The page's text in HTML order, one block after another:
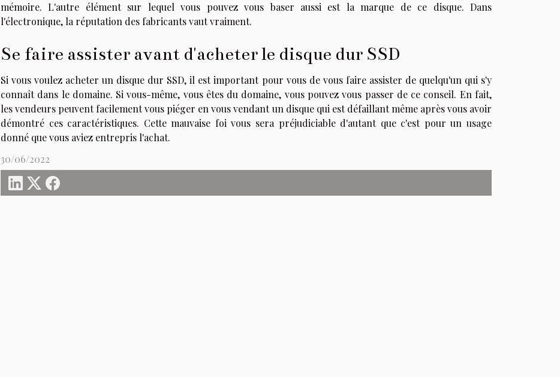
mémoire. L'autre élément sur lequel vous pouvez vous baser aussi est la marque de ce disque. Dans
l'électronique, la réputation des fabricants vaut vraiment.
Se faire assister avant d'acheter le disque dur SSD
Si vous voulez acheter un disque dur SSD, il est important pour vous de vous faire assister de quelqu'un qui s'y
connaît dans le domaine. Si vous-même, vous êtes du domaine, vous pouvez vous passer de ce conseil. En fait,
les vendeurs peuvent facilement vous piéger en vous vendant un disque qui est défaillant même après vous avoir
démontré ces caractéristiques. Cette mauvaise foi vous sera préjudiciable d'autant que c'est pour un usage
donné que vous aviez entrepris l'achat.
30/06/2022